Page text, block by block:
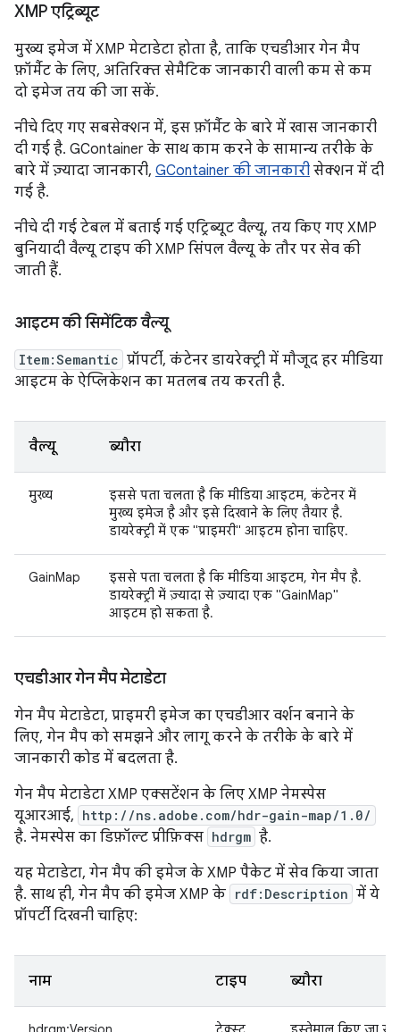
XMP एट्रिब्यूट
मुख्य इमेज में XMP मेटाडेटा होता है, ताकि एचडीआर गेन मैप
फ़ॉर्मैट के लिए, अतिरिक्त सेमैटिक जानकारी वाली कम से कम
दो इमेज तय की जा सकें.
नीचे दिए गए सबसेक्शन में, इस फ़ॉर्मैट के बारे में खास जानकारी
दी गई है. GContainer के साथ काम करने के सामान्य तरीके के
बारे में ज़्यादा जानकारी, GContainer की जानकारी सेक्शन में दी
गई है.
नीचे दी गई टेबल में बताई गई एट्रिब्यूट वैल्यू, तय किए गए XMP
बुनियादी वैल्यू टाइप की XMP सिंपल वैल्यू के तौर पर सेव की
जाती हैं.
आइटम की सिमेंटिक वैल्यू
Item:Semantic प्रॉपर्टी, कंटेनर डायरेक्ट्री में मौजूद हर मीडिया
आइटम के ऐप्लिकेशन का मतलब तय करती है.
वैल्यू ब्यौरा
मुख्य
इससे पता चलता है कि मीडिया आइटम, कंटेनर में
मुख्य इमेज है और इसे दिखाने के लिए तैयार है.
डायरेक्ट्री में एक "प्राइमरी" आइटम होना चाहिए.
GainMap
इससे पता चलता है कि मीडिया आइटम, गेन मैप है.
डायरेक्ट्री में ज़्यादा से ज़्यादा एक "GainMap"
आइटम हो सकता है.
एचडीआर गेन मैप मेटाडेटा
गेन मैप मेटाडेटा, प्राइमरी इमेज का एचडीआर वर्शन बनाने के
लिए, गेन मैप को समझने और लागू करने के तरीके के बारे में
जानकारी कोड में बदलता है.
गेन मैप मेटाडेटा XMP एक्सटेंशन के लिए XMP नेमस्पेस
यूआरआई, http://ns.adobe.com/hdr-gain-map/1.0/
है. नेमस्पेस का डिफ़ॉल्ट प्रीफ़िक्स hdrgm है.
यह मेटाडेटा, गेन मैप की इमेज के XMP पैकेट में सेव किया जाता
है. साथ ही, गेन मैप की इमेज XMP के rdf:Description में ये
प्रॉपर्टी दिखनी चाहिए:
नाम टाइप ब्यौरा